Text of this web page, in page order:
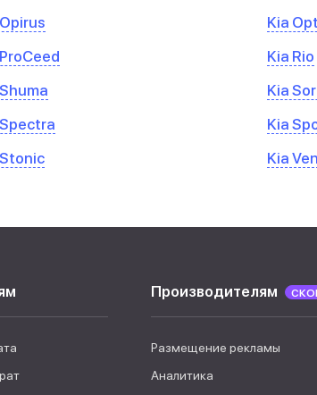
Kia
Kia Rio
Kia
Kia
Kia
Производителям
Размещение рекламы
Аналитика